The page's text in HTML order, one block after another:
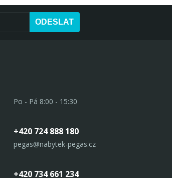
ODESLAT
Po - Pá 8:00 - 15:30
+420 724 888 180
pegas@nabytek-pegas.cz
+420 734 661 234